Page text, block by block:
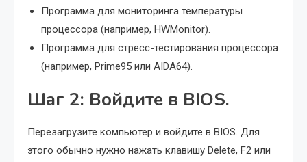
Программа для мониторинга температуры
процессора (например, HWMonitor).
Программа для стресс-тестирования процессора
(например, Prime95 или AIDA64).
Шаг 2: Войдите в BIOS.
Перезагрузите компьютер и войдите в BIOS. Для
этого обычно нужно нажать клавишу Delete, F2 или